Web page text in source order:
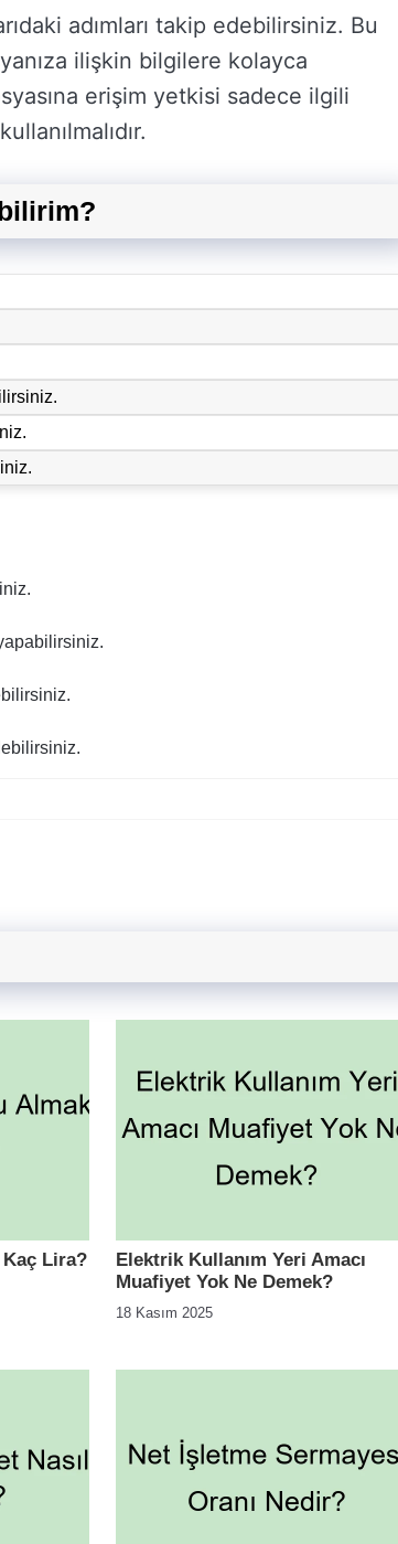
adımları takip edebilirsiniz. Bu
ilişkin bilgilere kolayca
erişim yetkisi sadece ilgili
Kaç Lira?
Elektrik Kullanım Yeri Amacı
Muafiyet Yok Ne Demek?
18 Kasım 2025